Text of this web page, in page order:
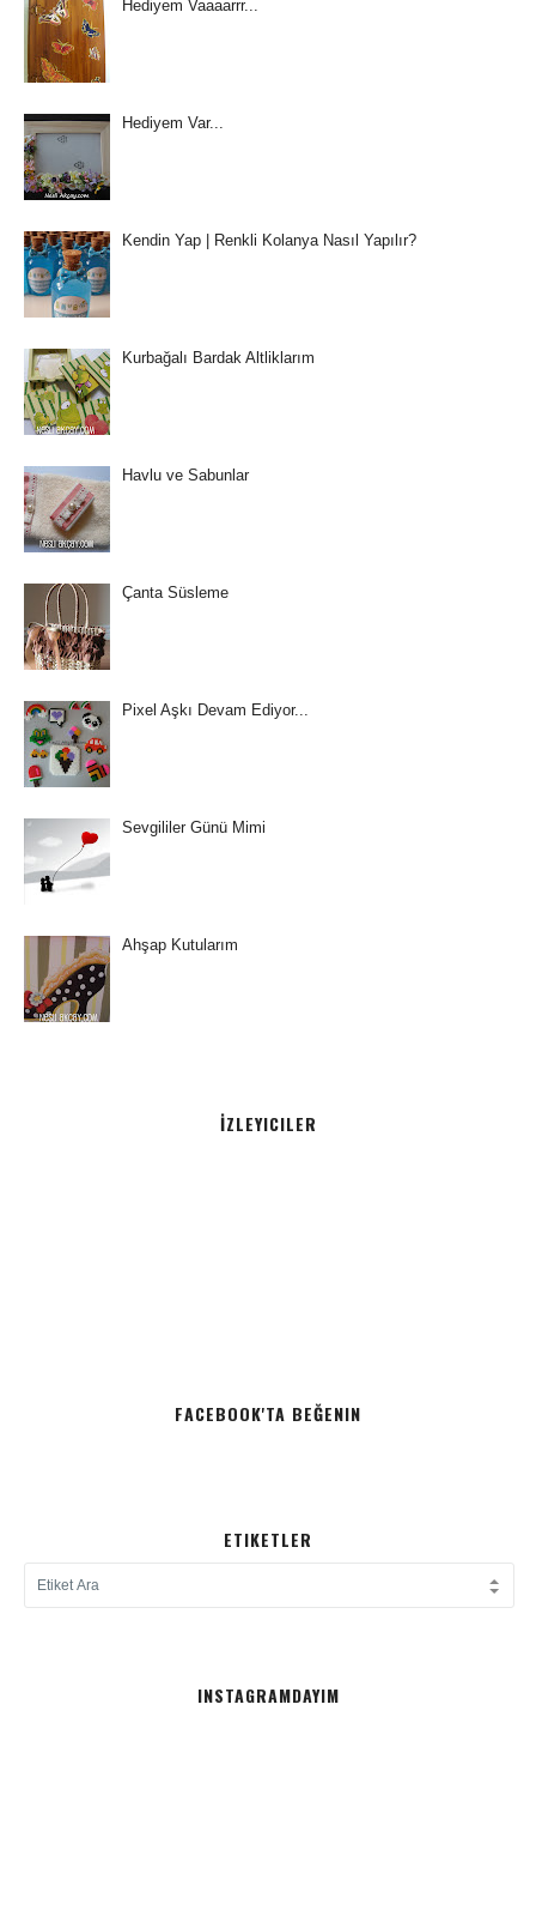
Hediyem Vaaaarrr...
Hediyem Var...
Kendin Yap | Renkli Kolanya Nasıl Yapılır?
Kurbağalı Bardak Altliklarım
Havlu ve Sabunlar
Çanta Süsleme
Pixel Aşkı Devam Ediyor...
Sevgililer Günü Mimi
Ahşap Kutularım
İZLEYICILER
FACEBOOK'TA BEĞENIN
ETIKETLER
INSTAGRAMDAYIM